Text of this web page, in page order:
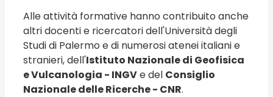
Alle attività formative hanno contribuito anche
altri docenti e ricercatori dell'Università degli
Studi di Palermo e di numerosi atenei italiani e
stranieri, dell'Istituto Nazionale di Geofisica
e Vulcanologia - INGVe del Consiglio
Nazionale delle Ricerche - CNR.